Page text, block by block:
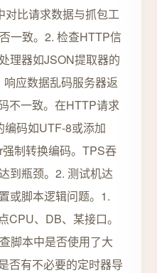
对比请求数据与抓包工
一致。2. 检查HTTP信
理器如JSON提取器的
应数据乱码服务器返
不一致。在HTTP请求
编码如UTF-8或添加
制转换编码。TPS吞
到瓶颈。2. 测试机达
或脚本逻辑问题。1.
CPU、DB、某接口。
脚本中是否使用了大
否有不必要的定时器导